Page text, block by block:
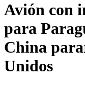
Avión con
para
China
Unidos